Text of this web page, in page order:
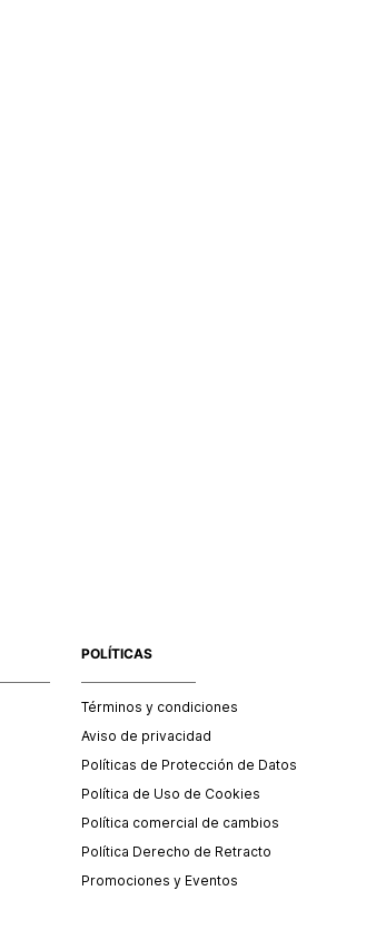
POLÍTICAS
Términos y condiciones
Aviso de privacidad
Políticas de Protección de Datos
Política de Uso de Cookies
Política comercial de cambios
Política Derecho de Retracto
Promociones y Eventos